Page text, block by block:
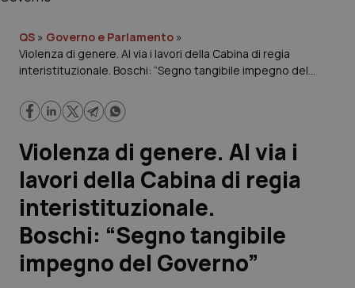
Governo e Parlamento
Regioni e Asl
Lavoro e Professioni
Scienza e Farmaci
Studi e Analisi
Lettere al direttore
QS » Governo e Parlamento »
Violenza di genere. Al via i lavori della Cabina di regia
interistituzionale. Boschi: “Segno tangibile impegno del
Violenza di genere. Al via i
lavori della Cabina di regia
interistituzionale.
Boschi: “Segno tangibile
impegno del Governo”